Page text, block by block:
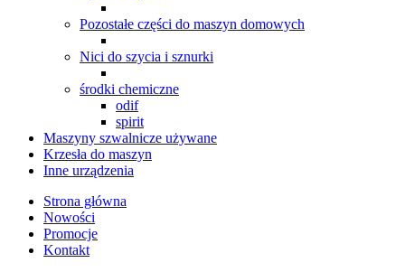
Pozostałe części do maszyn domowych
Nici do szycia i sznurki
środki chemiczne
odif
spirit
Maszyny szwalnicze używane
Krzesła do maszyn
Inne urządzenia
Strona główna
Nowości
Promocje
Kontakt